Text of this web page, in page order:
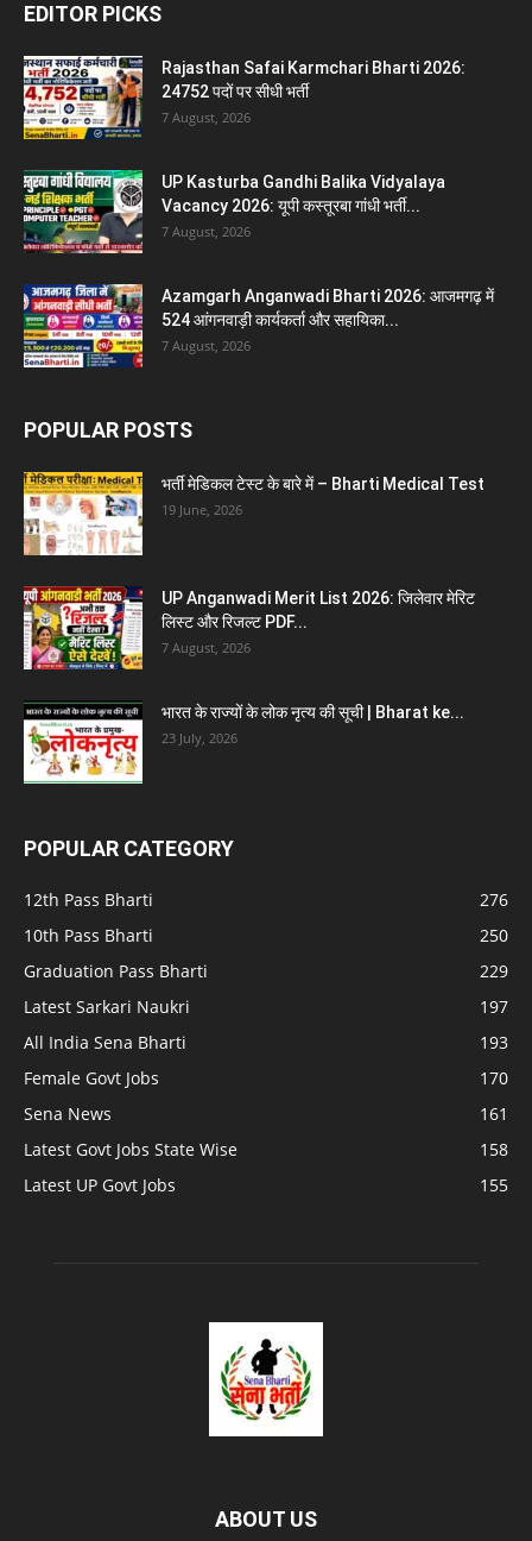
EDITOR PICKS
Rajasthan Safai Karmchari Bharti 2026:
24752 पदों पर सीधी भर्ती
7 August, 2026
UP Kasturba Gandhi Balika Vidyalaya
Vacancy 2026: यूपी कस्तूरबा गांधी भर्ती...
7 August, 2026
Azamgarh Anganwadi Bharti 2026: आजमगढ़ में
524 आंगनवाड़ी कार्यकर्ता और सहायिका...
7 August, 2026
POPULAR POSTS
भर्ती मेडिकल टेस्ट के बारे में – Bharti Medical Test
19 June, 2026
UP Anganwadi Merit List 2026: जिलेवार मेरिट
लिस्ट और रिजल्ट PDF...
7 August, 2026
भारत के राज्यों के लोक नृत्य की सूची | Bharat ke...
23 July, 2026
POPULAR CATEGORY
12th Pass Bharti
276
10th Pass Bharti
250
Graduation Pass Bharti
229
Latest Sarkari Naukri
197
All India Sena Bharti
193
Female Govt Jobs
170
Sena News
161
Latest Govt Jobs State Wise
158
Latest UP Govt Jobs
155
ABOUT US